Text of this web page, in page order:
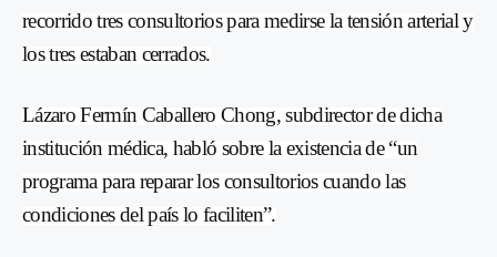
recorrido tres consultorios para medirse la tensión arterial y
los tres estaban cerrados.
Lázaro Fermín Caballero Chong, subdirector de dicha
institución médica, habló sobre la existencia de “un
programa para reparar los consultorios cuando las
condiciones del país lo faciliten”.